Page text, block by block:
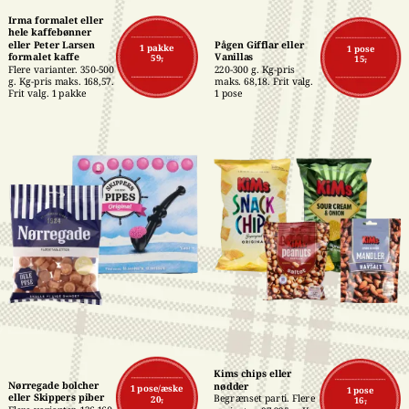
1 pakke
59,-
Irma formalet eller
hele kaffebønner
eller Peter Larsen
formalet kaffe
Flere varianter. 350-500
g. Kg-pris maks. 168,57.
Frit valg. 1 pakke
1 pose
15,-
Pågen Gifflar eller
Vanillas
220-300 g. Kg-pris
maks. 68,18. Frit valg.
1 pose
1 pose/æske
20,-
Nørregade bolcher
eller Skippers piber
1 pose
16,-
Kims chips eller
nødder
Begrænset parti. Flere